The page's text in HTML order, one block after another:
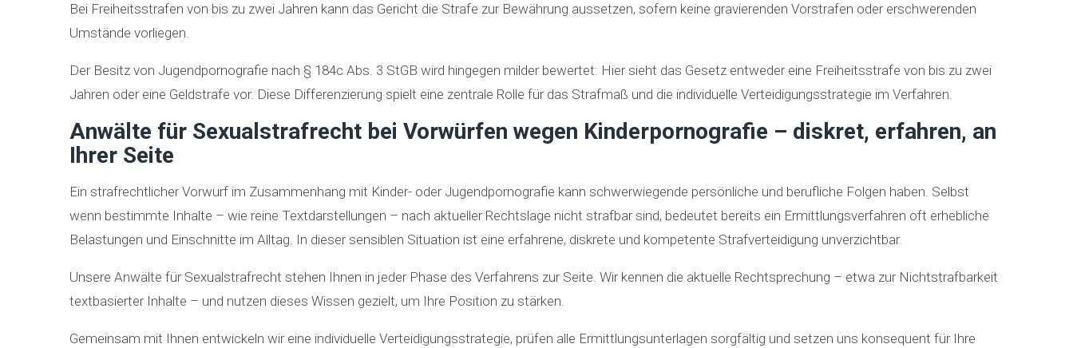
Bei Freiheitsstrafen von bis zu zwei Jahren kann das Gericht die Strafe zur Bewährung aussetzen, sofern keine gravierenden Vorstrafen oder erschwerenden
Umstände vorliegen.
Der Besitz von Jugendpornografie nach § 184c Abs. 3 StGB wird hingegen milder bewertet: Hier sieht das Gesetz entweder eine Freiheitsstrafe von bis zu zwei
Jahren oder eine Geldstrafe vor. Diese Differenzierung spielt eine zentrale Rolle für das Strafmaß und die individuelle Verteidigungsstrategie im Verfahren.
Anwälte für Sexualstrafrecht bei Vorwürfen wegen Kinderpornografie – diskret, erfahren, an
Ihrer Seite
Ein strafrechtlicher Vorwurf im Zusammenhang mit Kinder- oder Jugendpornografie kann schwerwiegende persönliche und berufliche Folgen haben. Selbst
wenn bestimmte Inhalte – wie reine Textdarstellungen – nach aktueller Rechtslage nicht strafbar sind, bedeutet bereits ein Ermittlungsverfahren oft erhebliche
Belastungen und Einschnitte im Alltag. In dieser sensiblen Situation ist eine erfahrene, diskrete und kompetente Strafverteidigung unverzichtbar.
Unsere Anwälte für Sexualstrafrecht stehen Ihnen in jeder Phase des Verfahrens zur Seite. Wir kennen die aktuelle Rechtsprechung – etwa zur Nichtstrafbarkeit
textbasierter Inhalte – und nutzen dieses Wissen gezielt, um Ihre Position zu stärken.
Gemeinsam mit Ihnen entwickeln wir eine individuelle Verteidigungsstrategie, prüfen alle Ermittlungsunterlagen sorgfältig und setzen uns konsequent für Ihre